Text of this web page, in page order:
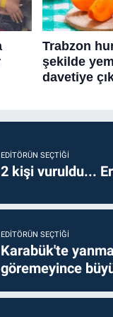
EDITÖRÜN SEÇTIĞI
2 kişi vuruldu...
EDITÖRÜN SEÇTIĞI
Karabük'te
göremeyince